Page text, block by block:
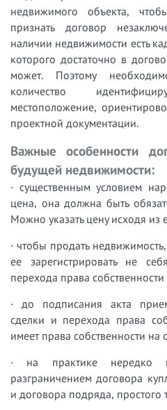
недвижимого объекта,
признать договор
наличии недвижимости есть
которого достаточно в
может. Поэтому
количество
местоположение,
проектной документации.
Важные особенности
будущей недвижимости:
· существенным условием
цена, она должна быть
Можно указать цену исходя
· чтобы продать
ее зарегистрировать не
перехода права
· до подписания акта
сделки и перехода права
имеет права собственности на
· на практике нередко
разграничением договора
и договора подряда, простого